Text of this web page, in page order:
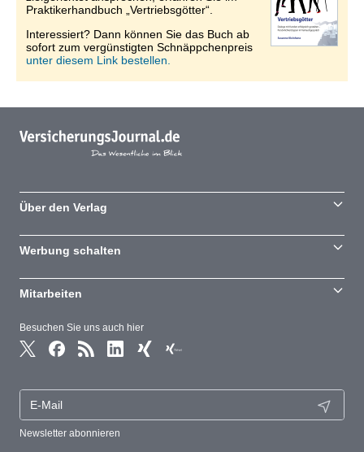
Praktikerhandbuch „Vertriebsgötter“.
Interessiert? Dann können Sie das Buch ab
sofort zum vergünstigten Schnäppchenpreis
unter diesem Link bestellen.
Besuchen Sie uns auch hier
Newsletter abonnieren
Über den Verlag
Werbung schalten
Mitarbeiten